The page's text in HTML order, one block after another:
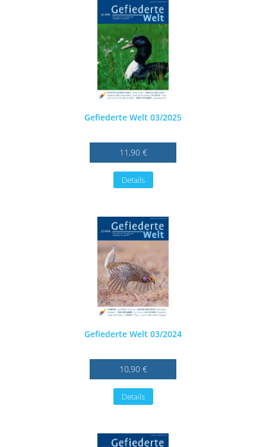
Gefiederte Welt 03/2025
11,90 €
Details
Gefiederte Welt 03/2024
10,90 €
Details